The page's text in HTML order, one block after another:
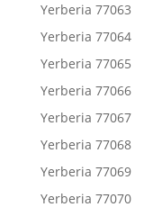
Yerberia 77063
Yerberia 77064
Yerberia 77065
Yerberia 77066
Yerberia 77067
Yerberia 77068
Yerberia 77069
Yerberia 77070